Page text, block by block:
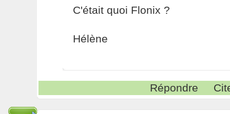
C'était quoi Flonix ?
Hélène
Répondre